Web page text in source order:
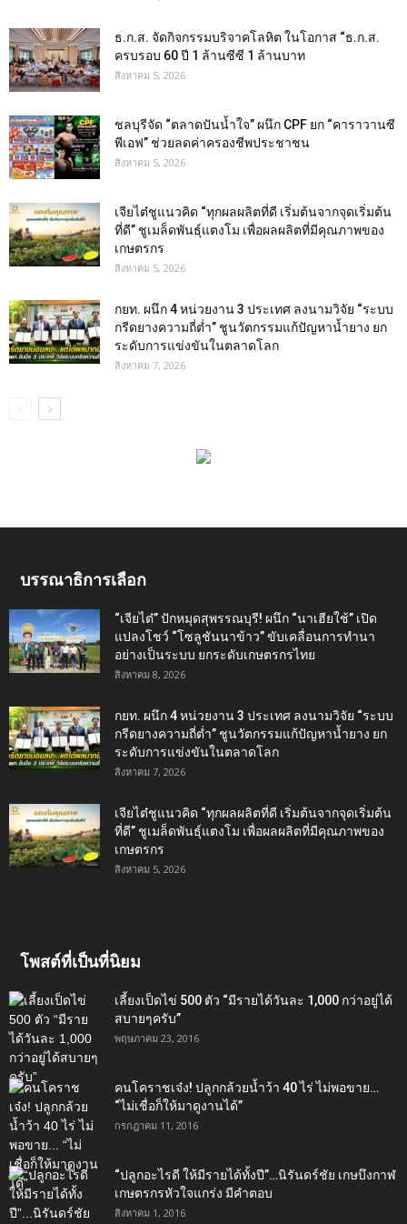
ธ.ก.ส. จัดกิจกรรมบริจาคโลหิต ในโอกาส “ธ.ก.ส.
ครบรอบ 60 ปี 1 ล้านซีซี 1 ล้านบาท
สิงหาคม 5, 2026
ชลบุรีจัด “ตลาดปันน้ำใจ” ผนึก CPF ยก “คาราวานซี
พีเอฟ” ช่วยลดค่าครองชีพประชาชน
สิงหาคม 5, 2026
เจียไต๋ชูแนวคิด “ทุกผลผลิตที่ดี เริ่มต้นจากจุดเริ่มต้น
ที่ดี” ชูเมล็ดพันธุ์แตงโม เพื่อผลผลิตที่มีคุณภาพของ
เกษตรกร
สิงหาคม 5, 2026
กยท. ผนึก 4 หน่วยงาน 3 ประเทศ ลงนามวิจัย “ระบบ
กรีดยางความถี่ต่ำ” ชูนวัตกรรมแก้ปัญหาน้ำยาง ยก
ระดับการแข่งขันในตลาดโลก
สิงหาคม 7, 2026
บรรณาธิการเลือก
“เจียไต๋” ปักหมุดสุพรรณบุรี! ผนึก “นาเฮียใช้” เปิด
แปลงโชว์ “โซลูชันนาข้าว” ขับเคลื่อนการทำนา
อย่างเป็นระบบ ยกระดับเกษตรกรไทย
สิงหาคม 8, 2026
กยท. ผนึก 4 หน่วยงาน 3 ประเทศ ลงนามวิจัย “ระบบ
กรีดยางความถี่ต่ำ” ชูนวัตกรรมแก้ปัญหาน้ำยาง ยก
ระดับการแข่งขันในตลาดโลก
สิงหาคม 7, 2026
เจียไต๋ชูแนวคิด “ทุกผลผลิตที่ดี เริ่มต้นจากจุดเริ่มต้น
ที่ดี” ชูเมล็ดพันธุ์แตงโม เพื่อผลผลิตที่มีคุณภาพของ
เกษตรกร
สิงหาคม 5, 2026
โพสต์ที่เป็นที่นิยม
เลี้ยงเป็ดไข่ 500 ตัว “มีรายได้วันละ 1,000 กว่าอยู่ได้
สบายๆครับ”
พฤษภาคม 23, 2016
คนโคราชเจ๋ง! ปลูกกล้วยน้ำว้า 40 ไร่ ไม่พอขาย…
“ไม่เชื่อก็ให้มาดูงานได้”‬
กรกฎาคม 11, 2016
“ปลูกอะไรดี ให้มีรายได้ทั้งปี”…นิรันดร์ชัย เกษบึงกาฬ
เกษตรกรหัวใจแกร่ง มีคำตอบ
สิงหาคม 1, 2016